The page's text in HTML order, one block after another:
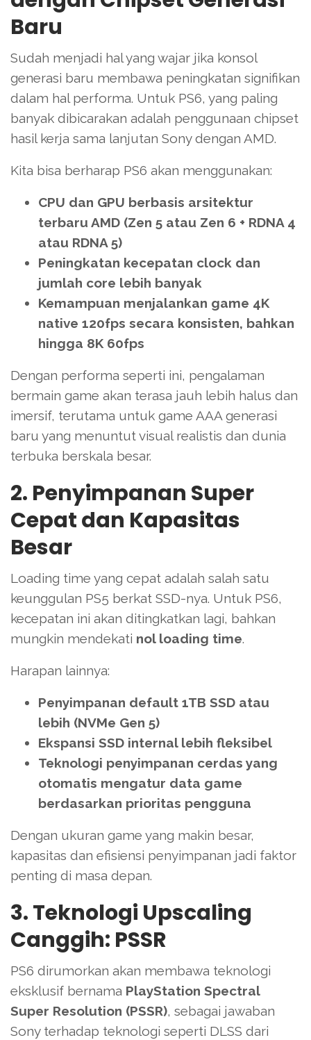
Baru
Sudah menjadi hal yang wajar jika konsol
generasi baru membawa peningkatan signifikan
dalam hal performa. Untuk PS6, yang paling
banyak dibicarakan adalah penggunaan chipset
hasil kerja sama lanjutan Sony dengan AMD.
Kita bisa berharap PS6 akan menggunakan:
CPU dan GPU berbasis arsitektur
terbaru AMD (Zen 5 atau Zen 6 + RDNA 4
atau RDNA 5)
Peningkatan kecepatan clock dan
jumlah core lebih banyak
Kemampuan menjalankan game 4K
native 120fps secara konsisten, bahkan
hingga 8K 60fps
Dengan performa seperti ini, pengalaman
bermain game akan terasa jauh lebih halus dan
imersif, terutama untuk game AAA generasi
baru yang menuntut visual realistis dan dunia
terbuka berskala besar.
2. Penyimpanan Super
Cepat dan Kapasitas
Besar
Loading time yang cepat adalah salah satu
keunggulan PS5 berkat SSD-nya. Untuk PS6,
kecepatan ini akan ditingkatkan lagi, bahkan
mungkin mendekati nol loading time.
Harapan lainnya:
Penyimpanan default 1TB SSD atau
lebih (NVMe Gen 5)
Ekspansi SSD internal lebih fleksibel
Teknologi penyimpanan cerdas yang
otomatis mengatur data game
berdasarkan prioritas pengguna
Dengan ukuran game yang makin besar,
kapasitas dan efisiensi penyimpanan jadi faktor
penting di masa depan.
3. Teknologi Upscaling
Canggih: PSSR
PS6 dirumorkan akan membawa teknologi
eksklusif bernama PlayStation Spectral
Super Resolution (PSSR), sebagai jawaban
Sony terhadap teknologi seperti DLSS dari